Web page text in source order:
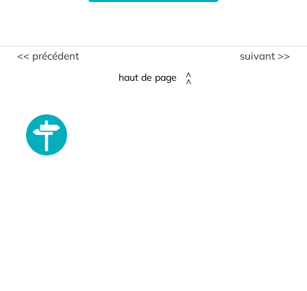
suivant >>
<< précédent
haut de page